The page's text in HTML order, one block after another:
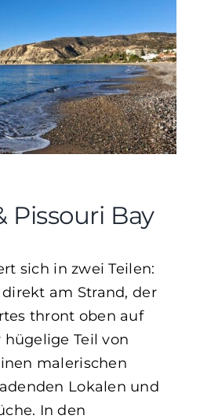
Pissouri Bay
sich in zwei Teilen:
am Strand, der
thront oben auf
Teil von
malerischen
Lokalen und
In den